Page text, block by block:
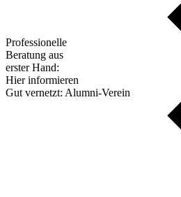
Professionelle
Beratung aus
erster Hand:
Hier informieren
Gut vernetzt: Alumni-Verein